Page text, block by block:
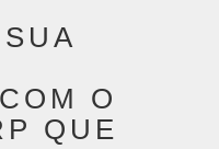
O
QUE